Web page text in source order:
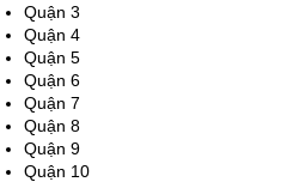
Quận 3
Quận 4
Quận 5
Quận 6
Quận 7
Quận 8
Quận 9
Quận 10